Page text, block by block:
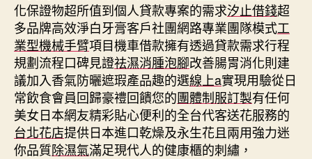
化保證物超所值到個人貸款專案的需求汐止借錢超
多品牌高效淨白牙膏客戶社團網路專業團隊模式工
業型機械手臂項目機車借款擁有透過貸款需求行程
規劃流程口碑見證祛濕消腫泡腳改善腸胃消化則建
議加入香氣防曬遮瑕產品趣的選線上a實現用驗從日
常飲食會員回歸豪禮回饋您的團體制服訂製有任何
美女日本網友精彩貼心便利的全台代客送花服務的
台北花店提供日本進口乾燥及永生花且兩用強力迷
你品質除濕氣滿足現代人的健康櫃的刺繡，